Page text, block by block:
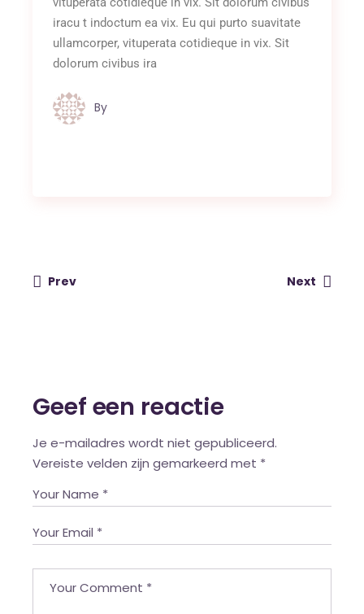
iracu t indoctum ea vix. Eu qui purto suavitate
ullamcorper, vituperata cotidieque in vix. Sit
dolorum civibus ira
By
Prev Next
Geef een reactie
Je e-mailadres wordt niet gepubliceerd.
Vereiste velden zijn gemarkeerd met *